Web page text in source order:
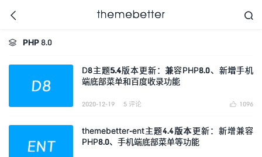

更好的WordPress主题,
主题开发商
 
 PHP 8.0
D8主题5.4版本更新：兼容PHP8.0、新增手机
端底部菜单和百度收录功能
 1096
2020-12-19 5 评论
themebetter-ent主题4.4版本更新：新增兼容
PHP8.0、手机端底部菜单等功能